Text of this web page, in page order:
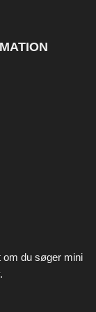
om du søger mini
.